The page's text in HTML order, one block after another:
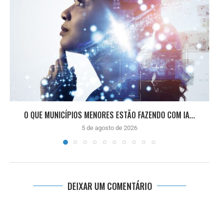
O QUE MUNICÍPIOS MENORES ESTÃO FAZENDO COM IA...
5 de agosto de 2026
DEIXAR UM COMENTÁRIO